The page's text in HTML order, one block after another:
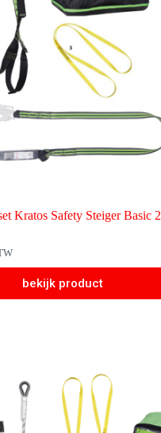
Kratos Safety Steiger Basic 2
bekijk product